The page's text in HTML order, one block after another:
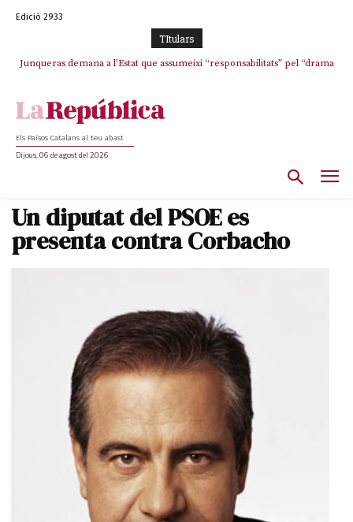
Edició 2933
TItulars
Junqueras demana a l’Estat que assumeixi “responsabilitats” pel “drama
L’abandonament de les seleccions catalanes per part de la UFEC
Els Països Catalans al teu abast
Dijous, 06 de agost del 2026
Un diputat del PSOE es
presenta contra Corbacho